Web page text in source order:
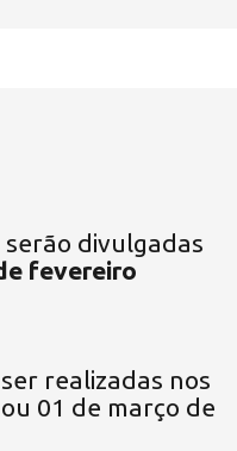
serão divulgadas
fevereiro
realizadas nos
01 de março de